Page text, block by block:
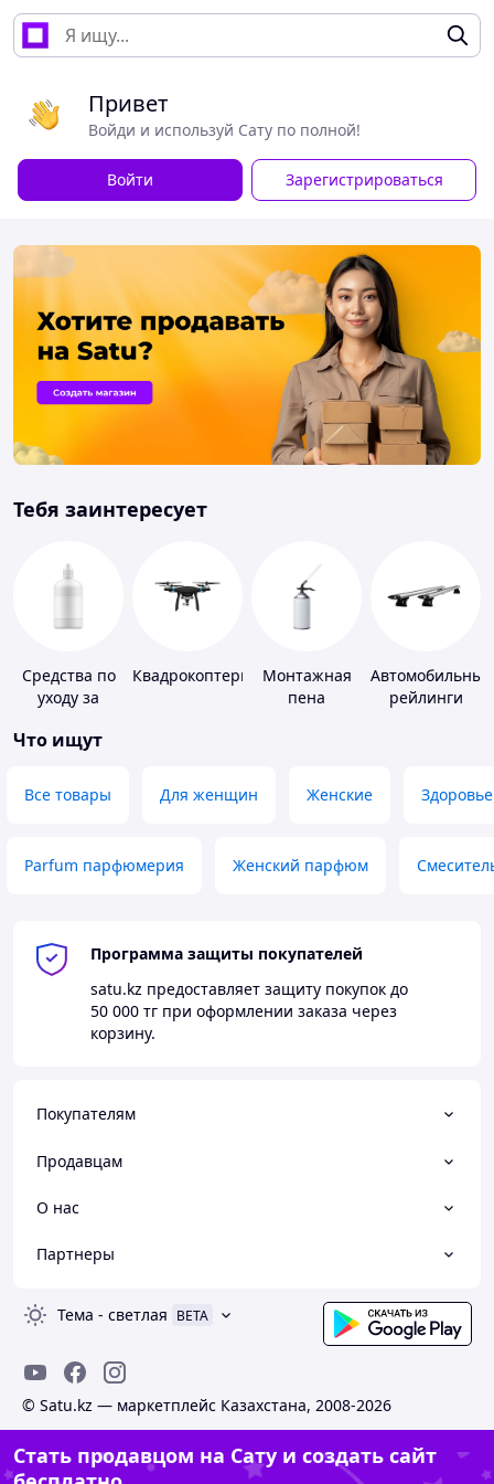
Привет
Войди и используй Сату по полной!
Войти Зарегистрироваться
Тебя заинтересует
Средства по
уходу за
линзами
Квадрокоптеры
Монтажная
пена
Автомобильные
рейлинги
Что ищут
Все товары Для женщин Женские Здоровье
Parfum парфюмерия Женский парфюм
Программа защиты покупателей
satu.kz предоставляет защиту покупок до
50 000 тг при оформлении заказа через
корзину.
Покупателям
Продавцам
О нас
Партнеры
Тема - светлая BETA
© Satu.kz — маркетплейс Казахстана, 2008-2026
Стать продавцом на Сату и создать сайт